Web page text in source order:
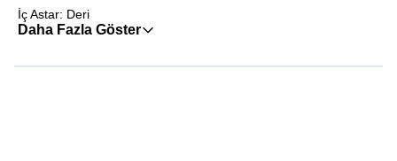
İç Astar: Deri
Daha Fazla Göster